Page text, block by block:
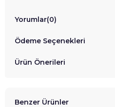
Yorumlar(0)
Ödeme Seçenekleri
Ürün Önerileri
Benzer Ürünler